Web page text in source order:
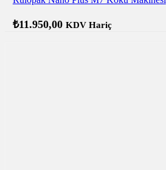
₺11.950,00 KDV Hariç